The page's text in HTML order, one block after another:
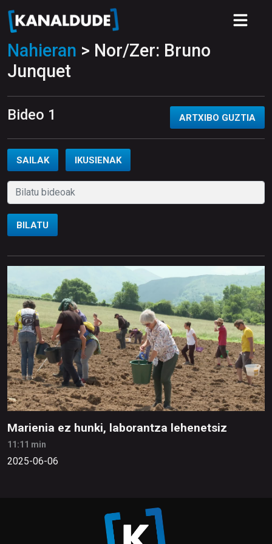
Nahieran > Nor/Zer: Bruno
Junquet
Bideo 1 ARTXIBO GUZTIA
SAILAK IKUSIENAK
BILATU
Marienia ez hunki, laborantza lehenetsiz
11:11 min
2025-06-06